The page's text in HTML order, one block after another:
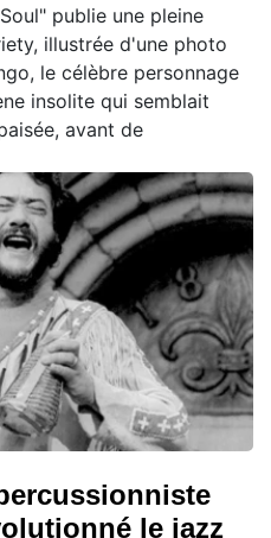
publie une pleine
illustrée d'une photo
le célèbre personnage
insolite qui semblait
avant de
le jazz